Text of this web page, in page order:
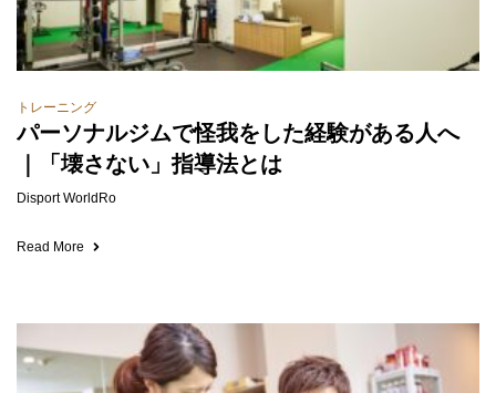
トレーニング
パーソナルジムで怪我をした経験がある人へ
｜「壊さない」指導法とは
Disport WorldRo
Read More